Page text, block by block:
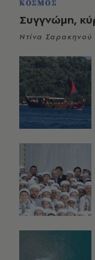
ΚΟΣΜΟΣ
Συγγνώμη,
Ντίνα Σαρακηνού